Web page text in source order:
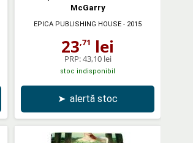
McGarry
EPICA PUBLISHING HOUSE - 2015
23,71 lei
PRP:43,10 lei
stoc indisponibil
➤ alertă stoc